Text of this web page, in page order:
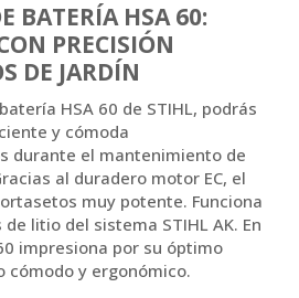
BATERÍA HSA 60:
PRECISIÓN
DE JARDÍN
HSA 60 de STIHL, podrás
y cómoda
durante el mantenimiento de
al duradero motor EC, el
muy potente. Funciona
litio del sistema STIHL AK. En
impresiona por su óptimo
cómodo y ergonómico.